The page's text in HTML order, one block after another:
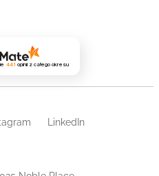
441 opinii z całego okresu
LinkedIn